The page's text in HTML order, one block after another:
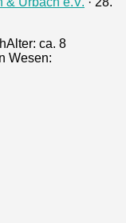
ca. 8
Wesen: